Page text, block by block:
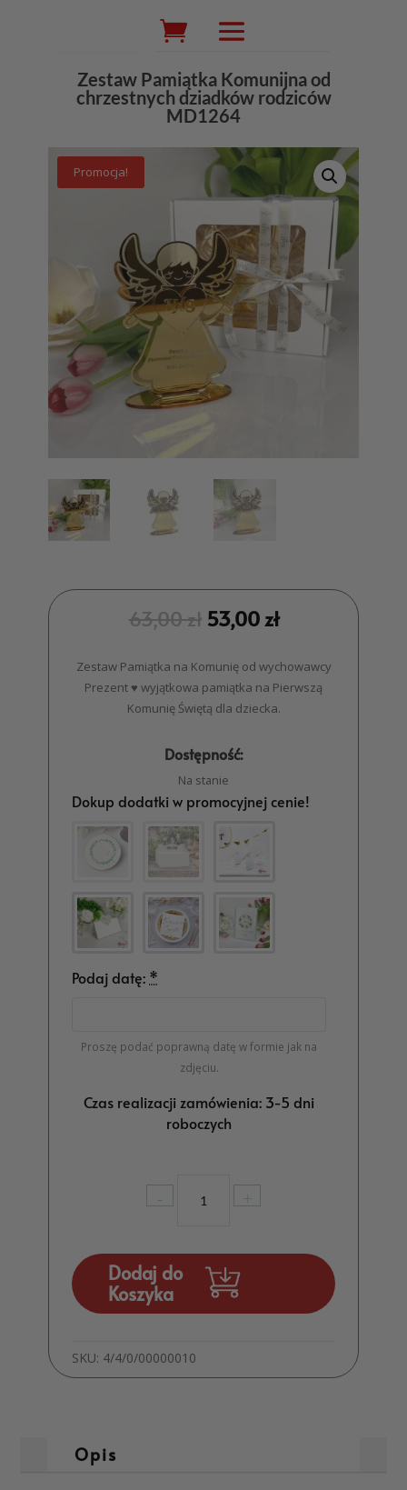
Wyszukiwarka
produktów
Zestaw Pamiątka Komunijna od
chrzestnych dziadków rodziców
MD1264
Promocja!
63,00zł 53,00zł
Zestaw Pamiątka na Komunię od wychowawcy
Prezent ♥ wyjątkowa pamiątka na Pierwszą
Komunię Świętą dla dziecka.
Dostępność:
Na stanie
Dokup dodatki w promocyjnej cenie!
Podaj datę: *
Proszę podać poprawną datę w formie jak na
zdjęciu.
Czas realizacji zamówienia: 3-5 dni
roboczych
-
Zestaw
od
chrzestnych
dziadków
MD1264
+
Dodaj do
Koszyka
SKU: 4/4/0/00000010
Opis